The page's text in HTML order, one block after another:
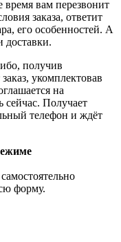
время вам перезвонит
заказа, ответит
его особенностей. А
доставки.
получив
укомплектовав
на
сейчас. Получает
телефон и ждёт
форму.